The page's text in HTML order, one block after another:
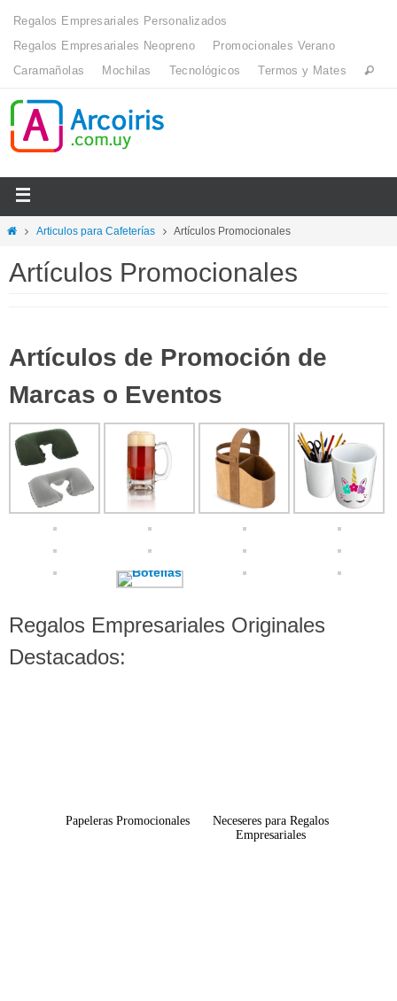
Regalos Empresariales Personalizados
Regalos Empresariales Neopreno
Promocionales Verano
Caramañolas
Mochilas Tecnológicos Termos y Mates
Articulos para Cafeterías Artículos Promocionales
Artículos Promocionales
Artículos de Promoción de
Marcas o Eventos
Regalos Empresariales Originales
Destacados:
Papeleras Promocionales
Neceseres para Regalos
Empresariales